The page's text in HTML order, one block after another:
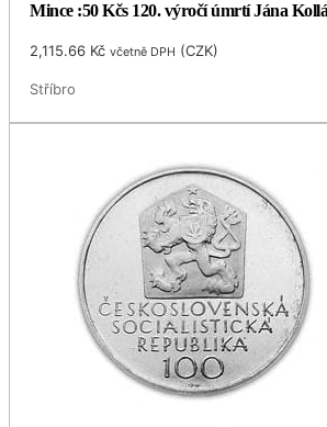
Mince :50 Kčs 120. výročí úmrtí Jána
2,115.66 Kč včetně DPH (CZK)
Stříbro